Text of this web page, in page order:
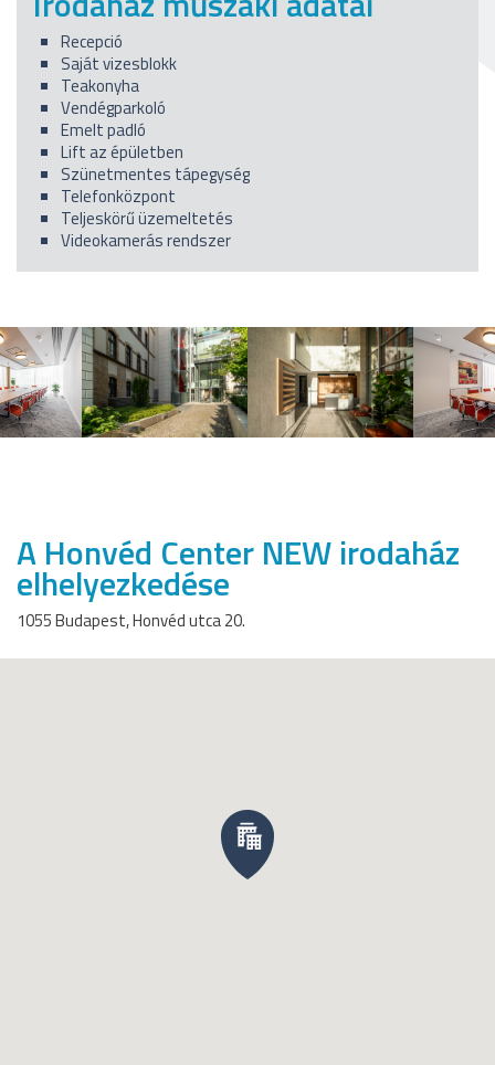
Recepció
Saját vizesblokk
Teakonyha
Vendégparkoló
Emelt padló
Lift az épületben
Szünetmentes tápegység
Telefonközpont
Teljeskörű üzemeltetés
Videokamerás rendszer
A Honvéd Center NEW irodaház
elhelyezkedése
1055 Budapest, Honvéd utca 20.